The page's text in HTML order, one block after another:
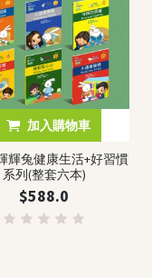
加入購物車
輝兔健康生活+好習慣
系列(整套六本)
$588.0